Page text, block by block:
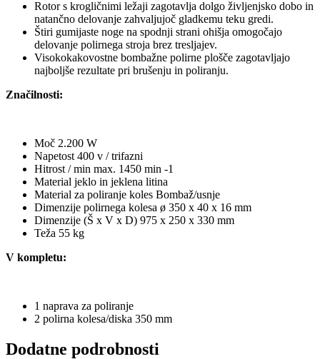
Rotor s krogličnimi ležaji zagotavlja dolgo življenjsko dobo in
natančno delovanje zahvaljujoč gladkemu teku gredi.
Štiri gumijaste noge na spodnji strani ohišja omogočajo
delovanje polirnega stroja brez tresljajev.
Visokokakovostne bombažne polirne plošče zagotavljajo
najboljše rezultate pri brušenju in poliranju.
Značilnosti:
Moč 2.200 W
Napetost 400 v / trifazni
Hitrost / min max. 1450 min -1
Material jeklo in jeklena litina
Material za poliranje koles Bombaž/usnje
Dimenzije polirnega kolesa ø 350 x 40 x 16 mm
Dimenzije (Š x V x D) 975 x 250 x 330 mm
Teža 55 kg
V kompletu:
1 naprava za poliranje
2 polirna kolesa/diska 350 mm
Dodatne podrobnosti